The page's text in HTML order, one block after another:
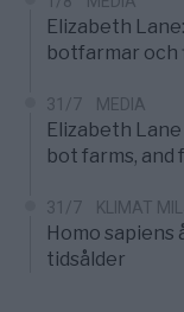
Elizabeth
botfarmar
31/7 MEDIA
Elizabeth
bot farms, and
31/7 KLIMAT
Homo
tidsålder